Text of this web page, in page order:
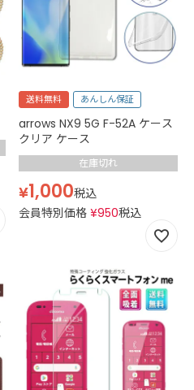
送料無料 あんしん保証
arrows NX9 5G F-52A ケース
クリア ケース
在庫切れ
¥1,000税込
会員特別価格 ¥950税込